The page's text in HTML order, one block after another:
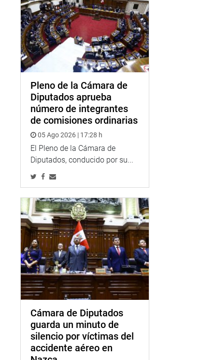
Pleno de la Cámara de
Diputados aprueba
número de integrantes
de comisiones ordinarias
05 Ago 2026 | 17:28 h
El Pleno de la Cámara de
Diputados, conducido por su...
Cámara de Diputados
guarda un minuto de
silencio por víctimas del
accidente aéreo en